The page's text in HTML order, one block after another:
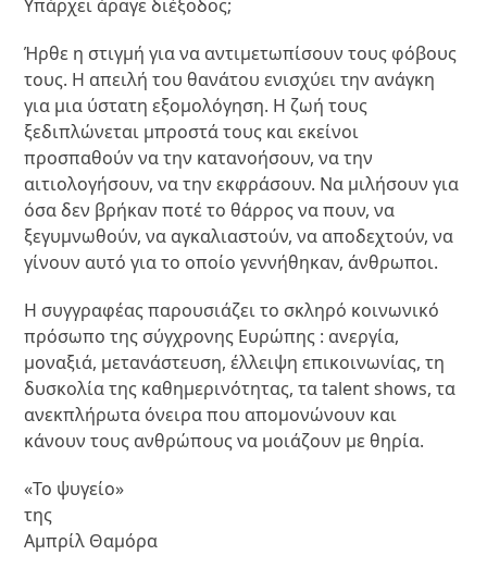
Υπάρχει άραγε διέξοδος;
Ήρθε η στιγμή για να αντιμετωπίσουν τους φόβους
τους. Η απειλή του θανάτου ενισχύει την ανάγκη
για μια ύστατη εξομολόγηση. Η ζωή τους
ξεδιπλώνεται μπροστά τους και εκείνοι
προσπαθούν να την κατανοήσουν, να την
αιτιολογήσουν, να την εκφράσουν. Να μιλήσουν για
όσα δεν βρήκαν ποτέ το θάρρος να πουν, να
ξεγυμνωθούν, να αγκαλιαστούν, να αποδεχτούν, να
γίνουν αυτό για το οποίο γεννήθηκαν, άνθρωποι.
Η συγγραφέας παρουσιάζει το σκληρό κοινωνικό
πρόσωπο της σύγχρονης Ευρώπης : ανεργία,
μοναξιά, μετανάστευση, έλλειψη επικοινωνίας, τη
δυσκολία της καθημερινότητας, τα talent shows, τα
ανεκπλήρωτα όνειρα που απομονώνουν και
κάνουν τους ανθρώπους να μοιάζουν με θηρία.
«Το ψυγείο»
της
Αμπρίλ Θαμόρα